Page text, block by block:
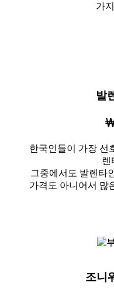
가
발
한국인들이 가장 선
렌
그중에서도 발렌타
가격도 아니어서 많
조니